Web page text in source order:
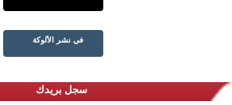
في نشر الألوكة
سجل بريدك